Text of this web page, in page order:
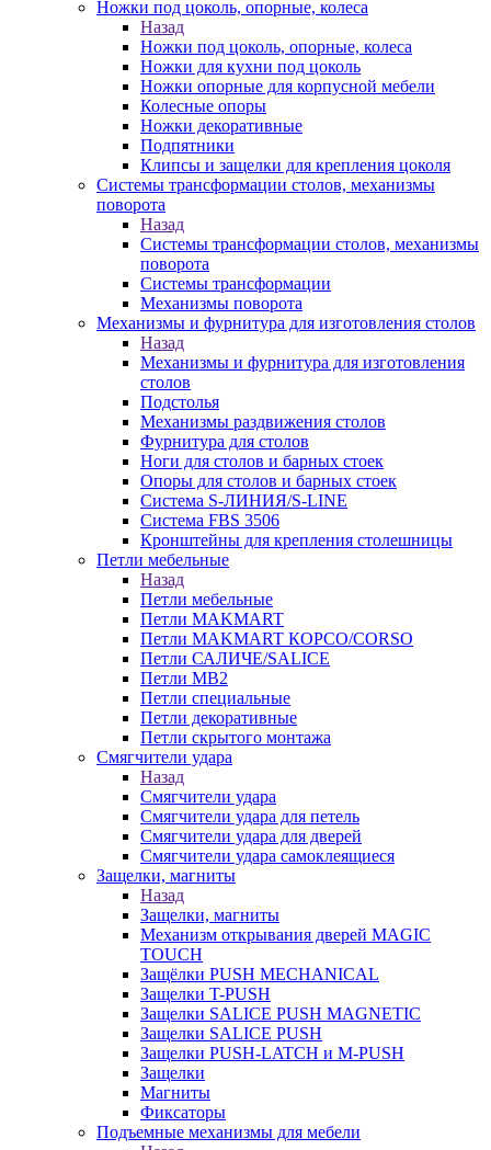
Ножки под цоколь, опорные, колеса
Назад
Ножки под цоколь, опорные, колеса
Ножки для кухни под цоколь
Ножки опорные для корпусной мебели
Колесные опоры
Ножки декоративные
Подпятники
Клипсы и защелки для крепления цоколя
Системы трансформации столов, механизмы
поворота
Назад
Системы трансформации столов, механизмы
поворота
Системы трансформации
Механизмы поворота
Механизмы и фурнитура для изготовления столов
Назад
Механизмы и фурнитура для изготовления
столов
Подстолья
Механизмы раздвижения столов
Фурнитура для столов
Ноги для столов и барных стоек
Опоры для столов и барных стоек
Система S-ЛИНИЯ/S-LINE
Система FBS 3506
Кронштейны для крепления столешницы
Петли мебельные
Назад
Петли мебельные
Петли MAKMART
Петли MAKMART КОРСО/CORSO
Петли САЛИЧЕ/SALICE
Петли MB2
Петли специальные
Петли декоративные
Петли скрытого монтажа
Смягчители удара
Назад
Смягчители удара
Смягчители удара для петель
Смягчители удара для дверей
Cмягчители удара самоклеящиеся
Защелки, магниты
Назад
Защелки, магниты
Механизм открывания дверей MAGIC
TOUCH
Защёлки PUSH MECHANICAL
Защелки T-PUSH
Защелки SALICE PUSH MAGNETIC
Защелки SALICE PUSH
Защелки PUSH-LATCH и M-PUSH
Защелки
Магниты
Фиксаторы
Подъемные механизмы для мебели